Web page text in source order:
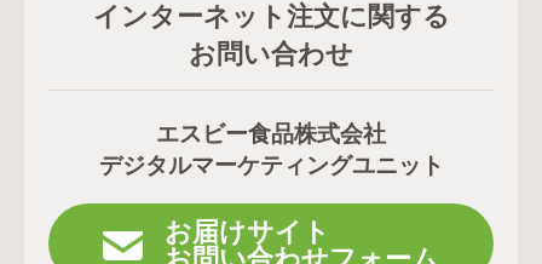
インターネット注文に関する
お問い合わせ
エスビー食品株式会社
デジタルマーケティングユニット
お届けサイト